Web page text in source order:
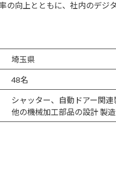
の向上とともに、社内のデジ
埼玉県
48名
シャッター、自動ドアー関
他の機械加工部品の設計 製